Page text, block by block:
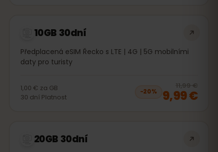
10GB 30dní
Předplacená eSIM Řecko s LTE | 4G | 5G mobilními
daty pro turisty
1,00 € za GB
30 dní Platnost
−20%
11,99 €
9,99 €
20GB 30dní